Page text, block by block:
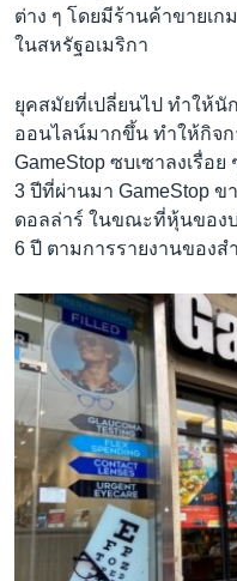
ต่าง ๆ โดยมีร้านค้าขายเ
ในสหรัฐอเมริกา
ยุคสมัยที่เปลี่ยนไป ทำให้นั
ออนไลน์มากขึ้น ทำให้กิจก
GameStop ซบเซาลงเรื่อ
3 ปีที่ผ่านมา GameStop
ดอลล่าร์ ในขณะที่หุ้นของ
6 ปี ตามการรายงานของส